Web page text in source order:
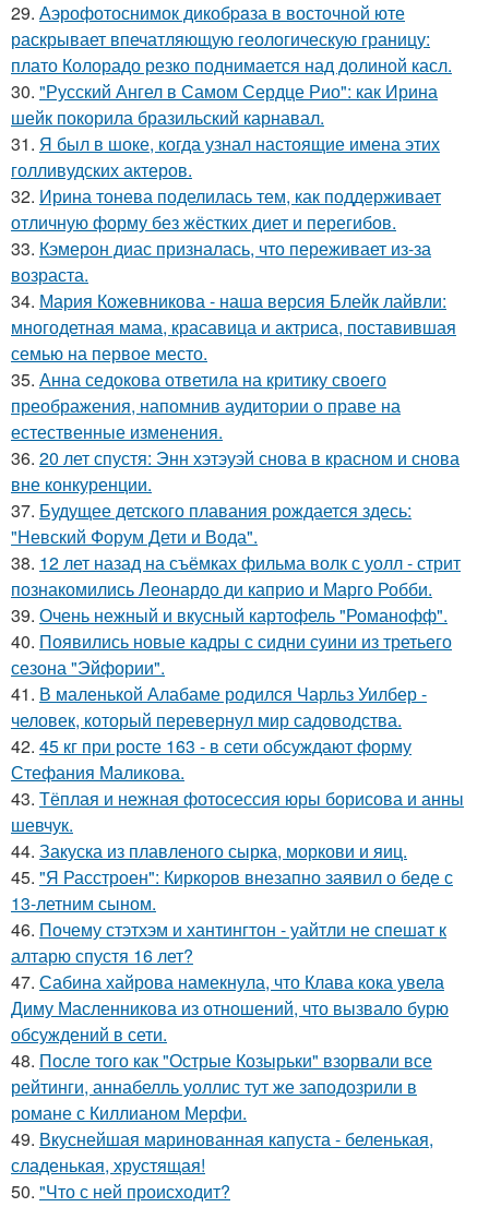
29. Аэрофотоснимок дикобpaза в восточной юте
раскрывает впечатляющую геологическую границу:
плато Колорадо резко поднимается над долиной касл.
30. "Русский Ангел в Самом Сердце Рио": как Ирина
шейк покорила бразильский карнавал.
31. Я был в шоке, когда узнал настоящие имена этих
голливудских актеров.
32. Ирина тонева поделилась тем, как поддерживает
отличную форму без жёстких диет и перегибов.
33. Кэмерон диас призналась, что переживает из-за
возраста.
34. Мария Кожевникова - наша версия Блейк лайвли:
многодетная мама, красавица и актриса, поставившая
семью на первое место.
35. Анна седокова ответила на критику своего
преображения, напомнив аудитории о праве на
естественные изменения.
36. 20 лет спустя: Энн хэтэуэй снова в красном и снова
вне конкуренции.
37. Будущее детского плавания рождается здесь:
"Невский Форум Дети и Вода".
38. 12 лет назад на съёмках фильма волк с уолл - стрит
познакомились Леонардо ди каприо и Марго Робби.
39. Очень нежный и вкусный картофель "Романофф".
40. Появились новые кадры с сидни суини из третьего
сезона "Эйфории".
41. В маленькой Алабаме родился Чарльз Уилбер -
человек, который перевернул мир садоводства.
42. 45 кг при росте 163 - в сети обсуждают форму
Стефания Маликова.
43. Тёплая и нежная фотосессия юры борисова и анны
шевчук.
44. Закуска из плавленого сырка, моркови и яиц.
45. "Я Расстроен": Киркоров внезапно заявил о беде с
13-летним сыном.
46. Почему стэтхэм и хантингтон - уайтли не спешат к
алтарю спустя 16 лет?
47. Сабина хайрова намекнула, что Клава кока увела
Диму Масленникова из отношений, что вызвало бурю
обсуждений в сети.
48. После того как "Острые Козырьки" взорвали все
рейтинги, аннабелль уоллис тут же заподозрили в
романе с Киллианом Мерфи.
49. Вкуснейшая маринованная капуста - беленькая,
сладенькая, хрустящая!
50. "Что с ней происходит?